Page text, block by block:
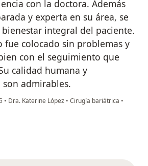
con la doctora. Además
y experta en su área, se
integral del paciente.
fue colocado sin problemas y
con el seguimiento que
calidad humana y
admirables.
• Dra. Katerine López • Cirugía bariátrica •
García